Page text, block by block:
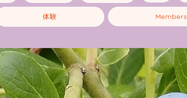
体験 Members